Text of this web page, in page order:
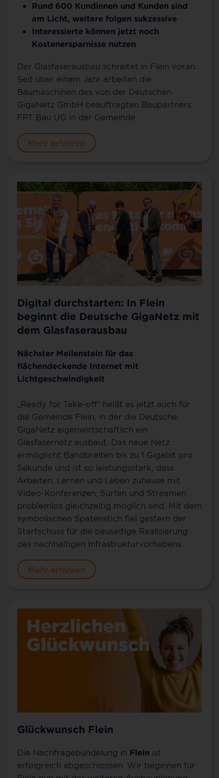
Rund 600 Kundinnen und Kunden sind
am Licht, weitere folgen sukzessive
Interessierte können jetzt noch
Kostenersparnisse nutzen
Der Glasfaserausbau schreitet in Flein voran:
Seit über einem Jahr arbeiten die
Baumaschinen des von der Deutschen
GigaNetz GmbH beauftragten Baupartners
FPT Bau UG in der Gemeinde.
Mehr erfahren
Digital durchstarten: In Flein
beginnt die Deutsche GigaNetz mit
dem Glasfaserausbau
Nächster Meilenstein für das
flächendeckende Internet mit
Lichtgeschwindigkeit
„Ready for Take-off“ heißt es jetzt auch für
die Gemeinde Flein, in der die Deutsche
GigaNetz eigenwirtschaftlich ein
Glasfasernetz ausbaut. Das neue Netz
ermöglicht Bandbreiten bis zu 1 Gigabit pro
Sekunde und ist so leistungsstark, dass
Arbeiten, Lernen und Leben zuhause mit
Video-Konferenzen, Surfen und Streamen
problemlos gleichzeitig möglich sind. Mit dem
symbolischen Spatenstich fiel gestern der
Startschuss für die bauseitige Realisierung
des nachhaltigen Infrastrukturvorhabens.
Mehr erfahren
Glückwunsch Flein
Die Nachfragebündelung in Flein ist
erfolgreich abgeschlossen. Wir beginnen für